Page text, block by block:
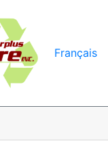
Français